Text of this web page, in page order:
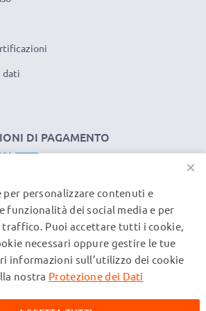
DI PAGAMENTO
dati
DI SPEDIZIONE
di IVA e al netto dei costi di
di notare che tutti i marchi citati sono
pagine web esclusivamente per
×
per personalizzare contenuti e
funzionalità dei social media e per
Puoi accettare tutti i cookie,
necessari oppure gestire le tue
informazioni sull’utilizzo dei cookie
nostra Protezione dei Dati